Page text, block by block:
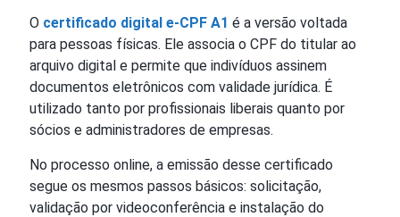
O certificado digital e-CPF A1 é a versão voltada
para pessoas físicas. Ele associa o CPF do titular ao
arquivo digital e permite que indivíduos assinem
documentos eletrônicos com validade jurídica. É
utilizado tanto por profissionais liberais quanto por
sócios e administradores de empresas.
No processo online, a emissão desse certificado
segue os mesmos passos básicos: solicitação,
validação por videoconferência e instalação do